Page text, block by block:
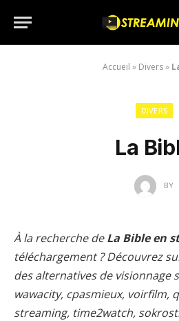
Accueil » Divers»
DIVERS
La
BY
À la recherche deLa Bible en
téléchargement ? Découvrez
des alternatives de visionnage
wawacity, cpasmieux, voirfilm,
streaming, time2watch,